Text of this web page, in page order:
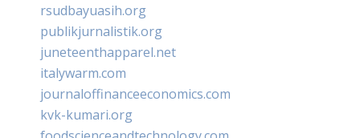
rsudbayuasih.org
publikjurnalistik.org
juneteenthapparel.net
italywarm.com
journaloffinanceeconomics.com
kvk-kumari.org